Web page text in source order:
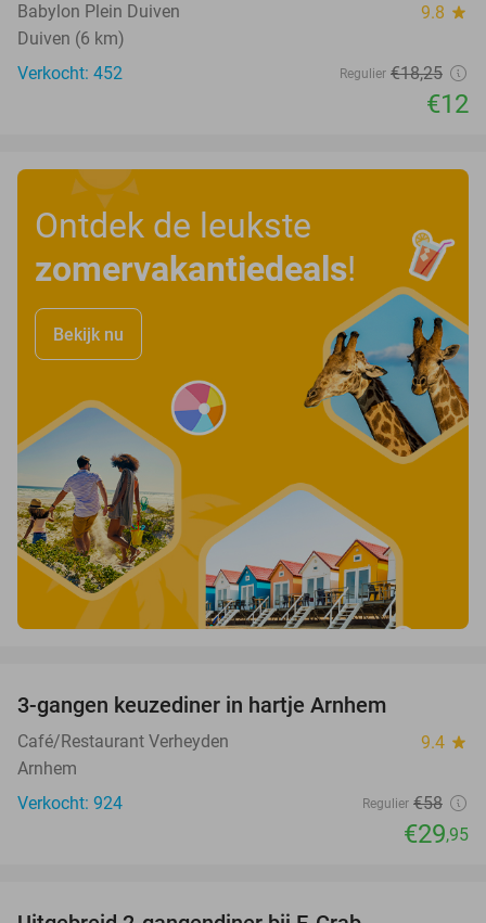
Babylon Plein Duiven 9.8 star
Duiven (6 km)
Verkocht: 452
Regulier €18,25
€12
Ontdek de leukste
zomervakantiedeals!
Bekijk nu
3-gangen keuzediner in hartje Arnhem
Café/Restaurant Verheyden 9.4 star
Arnhem
Verkocht: 924
Regulier €58
€29,95